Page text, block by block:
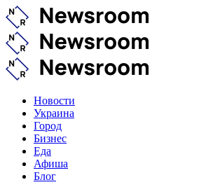
Новости
Украина
Город
Бизнес
Еда
Афиша
Блог